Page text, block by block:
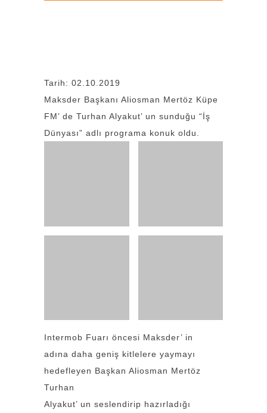
Tarih: 02.10.2019
Maksder Başkanı Aliosman Mertöz Küpe
FM’ de Turhan Alyakut’ un sunduğu “İş
Dünyası” adlı programa konuk oldu.
Intermob Fuarı öncesi Maksder’ in
adına daha geniş kitlelere yaymayı
hedefleyen Başkan Aliosman Mertöz
Turhan
Alyakut’ un seslendirip hazırladığı